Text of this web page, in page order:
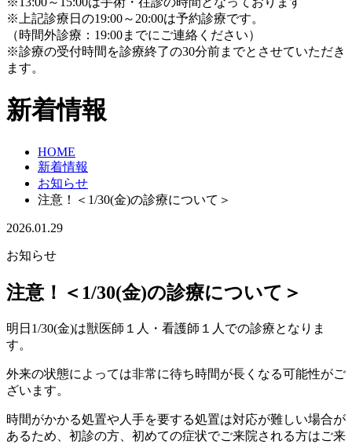
※上記診療日の19:00～20:00は予約診療です。
（時間外診療：19:00までにご連絡ください）
※診療の受付時間を診療終了の30分前までとさせていただき
ます。
新着情報
HOME
新着情報
お知らせ
注意！＜1/30(金)の診療について＞
2026.01.29
お知らせ
注意！＜1/30(金)の診療について＞
明日1/30(金)は獣医師１人・看護師１人での診療となりま
す。
外来の状態によっては非常に待ち時間が長くなる可能性がご
ざいます。
時間がかかる処置や人手を要する処置は対応が難しい場合が
あるため、初診の方、初めての症状でご来院される方はご来